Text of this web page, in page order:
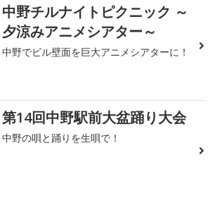
中野チルナイトピクニック ～
夕涼みアニメシアター～
中野でビル壁面を巨大アニメシアターに！
第14回中野駅前大盆踊り大会
中野の唄と踊りを生唄で！